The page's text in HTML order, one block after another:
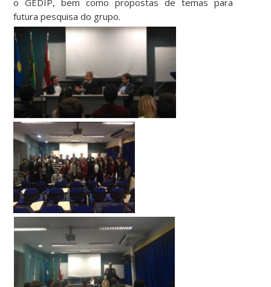
o GEDIP, bem como propostas de temas para
futura pesquisa do grupo.